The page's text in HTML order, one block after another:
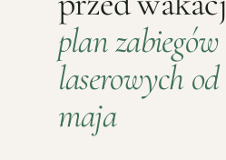
plan zabiegów
laserowych
maja